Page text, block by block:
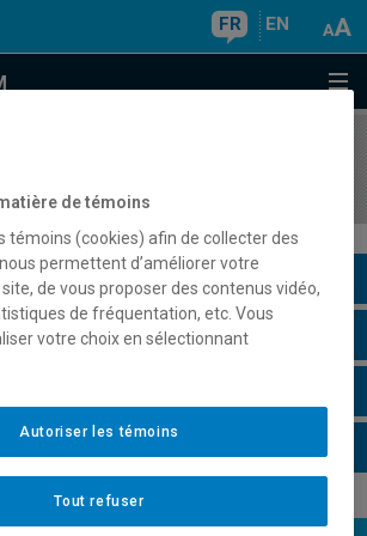
FR EN
de témoins
témoins (cookies) afin de collecter des
permettent d’améliorer votre
de vous proposer des contenus vidéo,
de fréquentation, etc. Vous
votre choix en sélectionnant
Tout refuser
Autoriser les témoins